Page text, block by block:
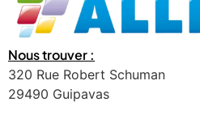
Nous trouver :
320 Rue Robert Schuman
29490 Guipavas